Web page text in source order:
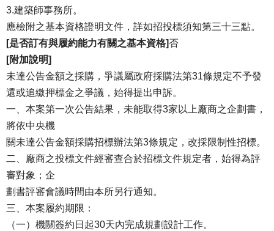
3.建築師事務所。
應檢附之基本資格證明文件，詳如招投標須知第三十三點。
[是否訂有與履約能力有關之基本資格]否
[附加說明]
未達公告金額之採購，爭議屬政府採購法第31條規定不予發
還或追繳押標金之爭議，始得提出申訴。
一、本案第一次公告結果，未能取得3家以上廠商之企劃書，
將依中央機
關未達公告金額採購招標辦法第3條規定，改採限制性招標。
二、廠商之投標文件經審查合於招標文件規定者，始得為評
審對象；企
劃書評審會議時間由本所另行通知。
三、本案履約期限：
（一）機關簽約日起30天內完成規劃設計工作。